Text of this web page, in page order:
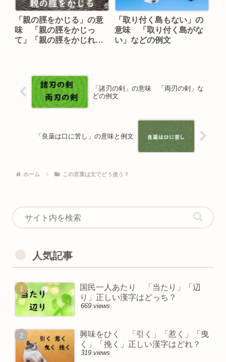
「親の脛をかじる」の意
味 「親の脛をかじっ
て」「親の脛をかじれ
「取り付く島もない」の
意味 「取り付く島がな
い」などの例文
「諸刃の剣」の意味 「両刃の剣」な
どの例文
「良薬は口に苦し」の意味と例文
ホーム この言葉は文でどう使う？
人気記事
国民一人あたり 「当たり」「辺
り」正しい漢字はどっち？
669 views
興味をひく 「引く」「惹く」「曳
く」「挽く」正しい漢字はどれ？
319 views